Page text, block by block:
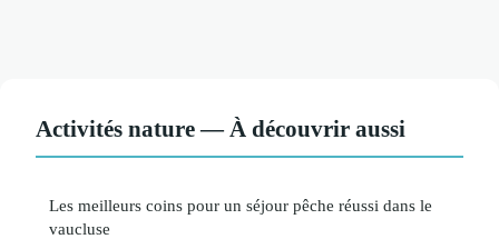
Activités nature — À découvrir aussi
Les meilleurs coins pour un séjour pêche réussi dans le
vaucluse